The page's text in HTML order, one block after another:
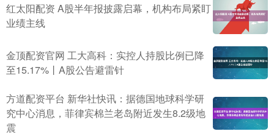
红太阳配资 A股半年报披露启幕，机构布局紧盯
业绩主线
金顶配资官网 工大高科：实控人持股比例已降
至15.17%丨A股公告避雷针
方道配资平台 新华社快讯：据德国地球科学研
究中心消息，菲律宾棉兰老岛附近发生8.2级地
震